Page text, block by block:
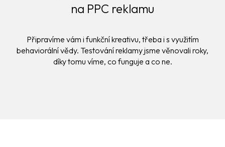
na PPC reklamu
Připravíme vám i funkční kreativu, třeba i s využitím
behaviorální vědy. Testování reklamy jsme věnovali roky,
díky tomu víme, co funguje a co ne.